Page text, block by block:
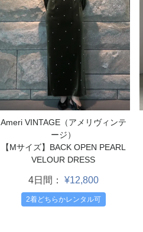
Ameri VINTAGE（アメリヴィンテ
ージ）
【Mサイズ】BACK OPEN PEARL
VELOUR DRESS
4日間： ¥12,800
2着どちらかレンタル可